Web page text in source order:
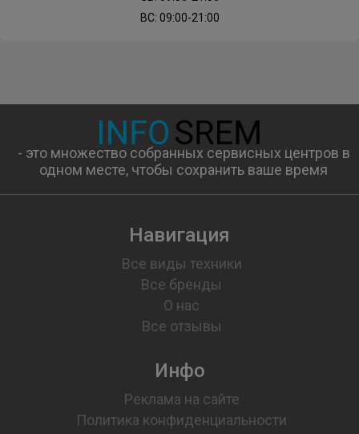
ВС: 09:00-21:00
- это множество собранных сервисных центров в
одном месте, чтобы сохранить ваше время
Навигация
Все виды техники
Все бренды
О нас
Все отзывы
Инфо
Реклама на сайте
Политика конфиденциальности